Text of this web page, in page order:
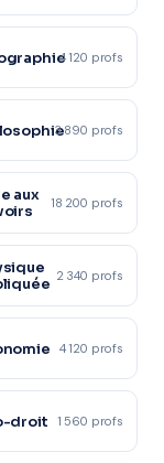
4 120 profs
3 890 profs
aux
18 200 profs
2 340 profs
4 120 profs
droit 1 560 profs